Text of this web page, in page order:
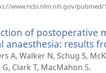
www.ncbi.nlm.nih.gov/pubmed/
of postoperative
anaesthesia: results
A, Walker N, Schug S,
G, Clark T, MacMahon S.